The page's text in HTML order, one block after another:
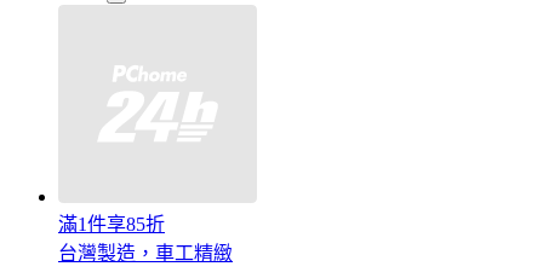
滿1件享85折
台灣製造，車工精緻